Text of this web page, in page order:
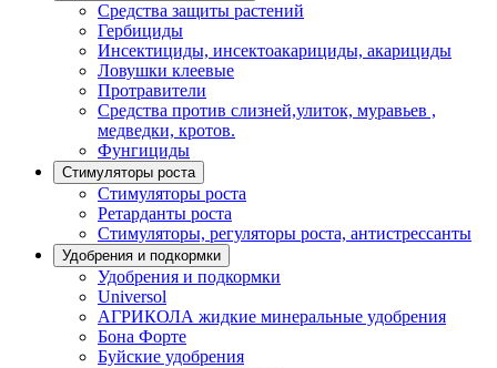
Средства защиты растений
Гербициды
Инсектициды, инсектоакарициды, акарициды
Ловушки клеевые
Протравители
Средства против слизней,улиток, муравьев ,
медведки, кротов.
Фунгициды
Стимуляторы роста
Стимуляторы роста
Ретарданты роста
Стимуляторы, регуляторы роста, антистрессанты
Удобрения и подкормки
Удобрения и подкормки
Universol
АГРИКОЛА жидкие минеральные удобрения
Бона Форте
Буйские удобрения